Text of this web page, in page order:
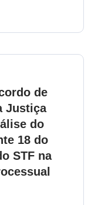
de
Justiça
do
18 do
STF na